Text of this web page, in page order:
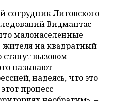
сотрудник Литовского
Видмантас
малонаселенные
жителя на квадратный
станут вызовом
называют
надеясь, что это
процесс